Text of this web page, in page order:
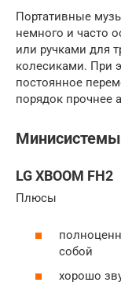
Портативные
немного и часто
или ручками для
колесиками. При
постоянное
порядок прочнее
Минисистемы
LG XBOOM FH2
Плюсы
собой
хорошо